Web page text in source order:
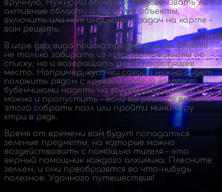
вручную. Нужно ли обучение, подсвечивать ли
активные области и скрытые объекты,
включить или нет индикатор задач на карте –
вам решать.
В игре два вида поиска предметов: вы будете
не только забирать из локации предметы по
списку, но и возвращать их на подходящее
место. Например, кусочки сахара нужно будет
положить рядом с кружкой кофе, а колпак с
бубенчиками надеть на голову клоуну. Поиск
можно и пропустить – если вы решите вместо
этого собрать пазл или пройти мини-игру
«три в ряд».
Время от времени вам будут попадаться
зеленые предметы, на которые можно
воздействовать с помощью тигеля – это
верный помощник каждого алхимика. Плесните
зельем, и они преобразятся во что-нибудь
полезное. Удачного путешествия!